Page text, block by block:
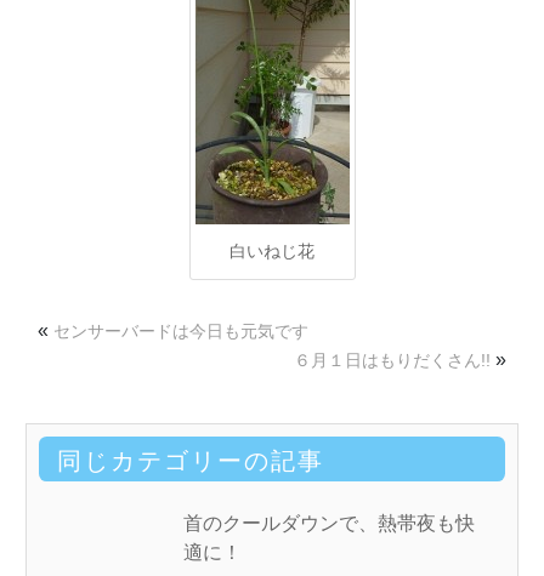
白いねじ花
« センサーバードは今日も元気です
６月１日はもりだくさん!! »
同じカテゴリーの記事
首のクールダウンで、熱帯夜も快
適に！